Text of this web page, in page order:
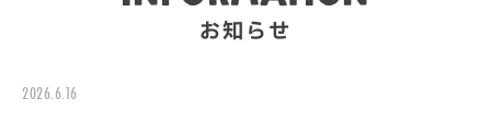
お知らせ
2026.6.16